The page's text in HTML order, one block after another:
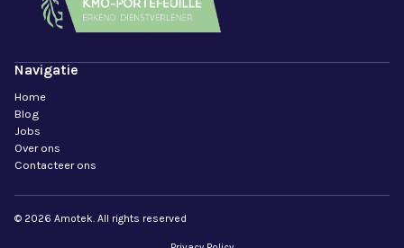
Navigatie
Home
Blog
Jobs
Over ons
Contacteer ons
© 2026 Amotek. All rights reserved